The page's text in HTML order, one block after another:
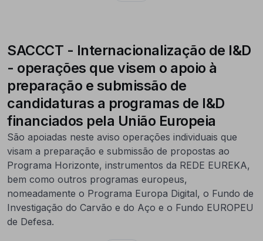
SACCCT - Internacionalização de I&D
- operações que visem o apoio à
preparação e submissão de
candidaturas a programas de I&D
financiados pela União Europeia
São apoiadas neste aviso operações individuais que
visam a preparação e submissão de propostas ao
Programa Horizonte, instrumentos da REDE EUREKA,
bem como outros programas europeus,
nomeadamente o Programa Europa Digital, o Fundo de
Investigação do Carvão e do Aço e o Fundo EUROPEU
de Defesa.